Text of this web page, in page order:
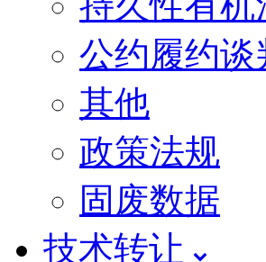
公约履约谈
其他
政策法规
固废数据
技术转让